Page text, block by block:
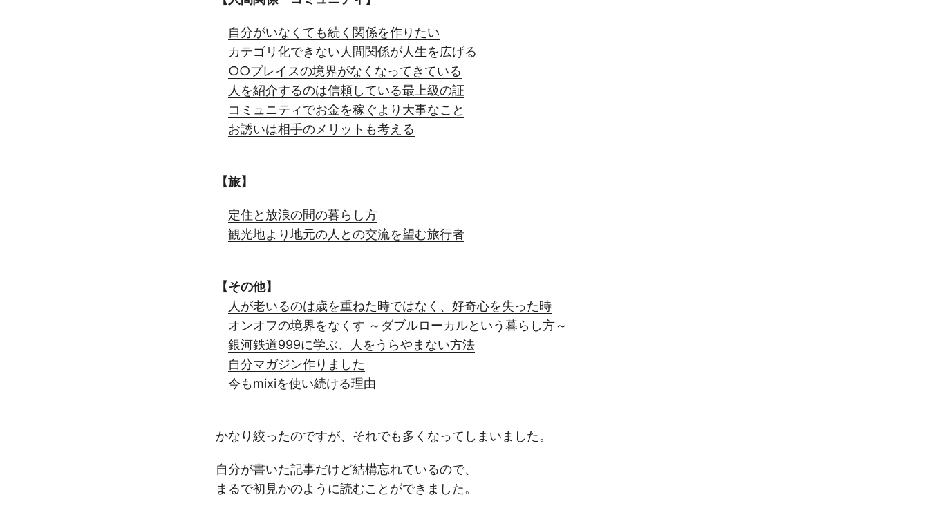
自分がいなくても続く関係を作りたい
カテゴリ化できない人間関係が人生を広げる
○○プレイスの境界がなくなってきている
人を紹介するのは信頼している最上級の証
コミュニティでお金を稼ぐより大事なこと
お誘いは相手のメリットも考える
【旅】
定住と放浪の間の暮らし方
観光地より地元の人との交流を望む旅行者
【その他】
人が老いるのは歳を重ねた時ではなく、好奇心を失った時
オンオフの境界をなくす ～ダブルローカルという暮らし方～
銀河鉄道999に学ぶ、人をうらやまない方法
自分マガジン作りました
今もmixiを使い続ける理由
かなり絞ったのですが、それでも多くなってしまいました。
自分が書いた記事だけど結構忘れているので、
まるで初見かのように読むことができました。